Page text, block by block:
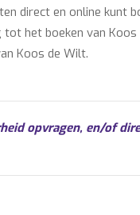
direct en online kunt
het boeken van Koos
Koos de Wilt.
opvragen, en/of